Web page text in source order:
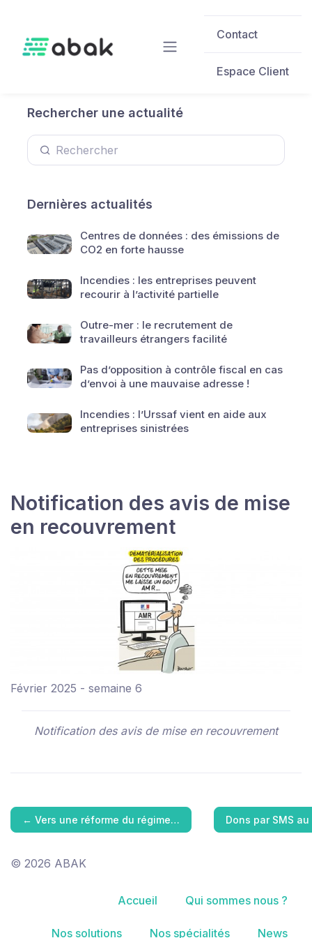
Contact
Espace Client
Rechercher une actualité
Dernières actualités
Centres de données : des émissions de
CO2 en forte hausse
Incendies : les entreprises peuvent
recourir à l’activité partielle
Outre-mer : le recrutement de
travailleurs étrangers facilité
Pas d’opposition à contrôle fiscal en cas
d’envoi à une mauvaise adresse !
Incendies : l’Urssaf vient en aide aux
entreprises sinistrées
Notification des avis de mise
en recouvrement
Février 2025 - semaine 6
Notification des avis de mise en recouvrement
← Vers une réforme du régime… Dons par SMS
© 2026 ABAK
Accueil Qui sommes nous ?
Nos solutions Nos spécialités News